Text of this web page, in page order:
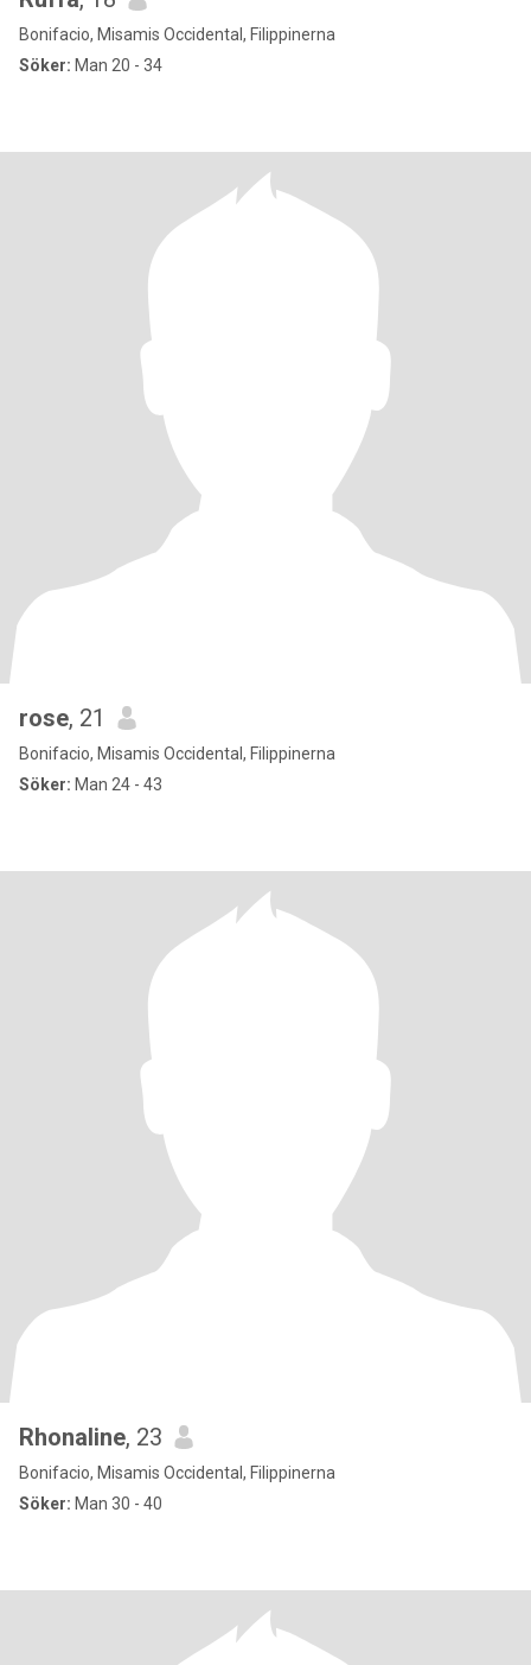
Bonifacio, Misamis Occidental, Filippinerna
Söker: Man 20 - 34
rose, 21
Bonifacio, Misamis Occidental, Filippinerna
Söker: Man 24 - 43
Rhonaline, 23
Bonifacio, Misamis Occidental, Filippinerna
Söker: Man 30 - 40